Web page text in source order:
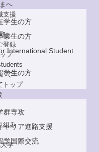
へ
支援
登録
プ
て
トップ
組み
学
学生の方
業生の方
International Student
学生の方
群専攻
ャリア進路支援
学国際交流